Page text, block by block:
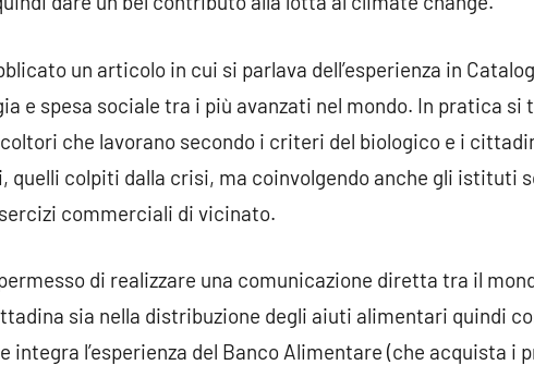
un articolo in cui si parlava dell’esperienza in
e spesa sociale tra i più avanzati nel mondo. In pratica si
che lavorano secondo i criteri del biologico e i
quelli colpiti dalla crisi, ma coinvolgendo anche gli istituti
commerciali di vicinato.
di realizzare una comunicazione diretta tra il
sia nella distribuzione degli aiuti alimentari quindi
integra l’esperienza del Banco Alimentare (che acquista i